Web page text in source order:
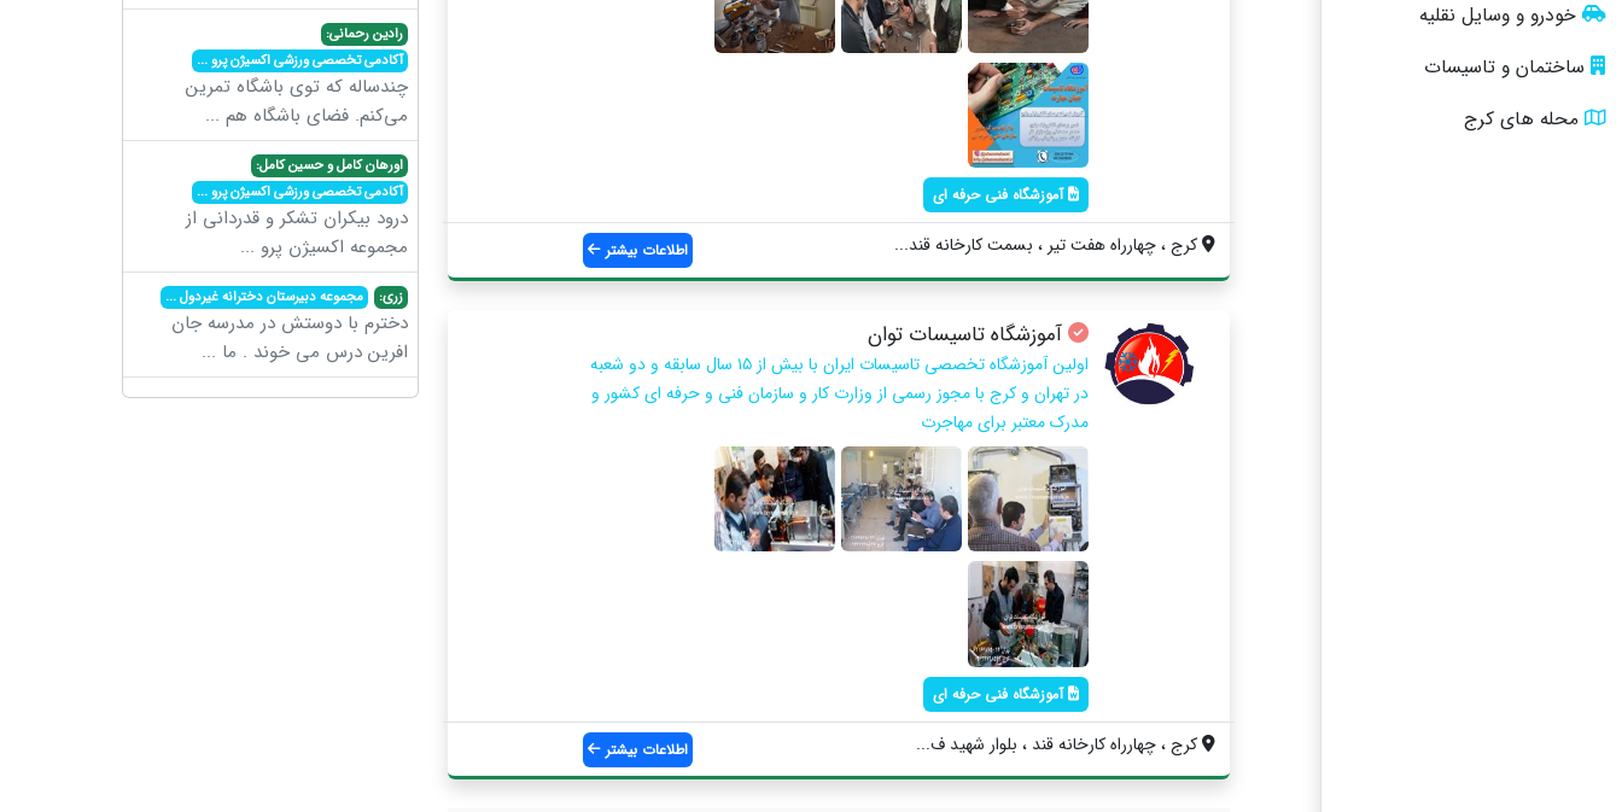
خودرو و وسایل نقلیه
ساختمان و تاسیسات
محله های کرج
آموزشگاه فنی حرفه ای
کرج ، چهارراه هفت تیر ، بسمت کارخانه قند... اطلاعات بیشتر
آموزشگاه تاسیسات توان
اولین آموزشگاه تخصصی تاسیسات ایران با بیش از ۱۵ سال سابقه و دو شعبه
در تهران و کرج با مجوز رسمی از وزارت کار و سازمان فنی و حرفه ای کشور و
مدرک معتبر برای مهاجرت
آموزشگاه فنی حرفه ای
كرج ، چهارراه كارخانه قند ، بلوار شهید ف... اطلاعات بیشتر
رادین رحمانی:
آکادمی تخصصی ورزشی اکسیژن پرو...
چندساله که توی باشگاه تمرین
می‌کنم. فضای باشگاه هم ...
اورهان کامل و حسین کامل:
آکادمی تخصصی ورزشی اکسیژن پرو...
درود بیکران تشکر و قدردانی از
مجموعه اکسیژن پرو ...
زری: مجموعه دبیرستان دخترانه غیردول...
دخترم با دوستش در مدرسه جان
افرین درس می خوند . ما ...